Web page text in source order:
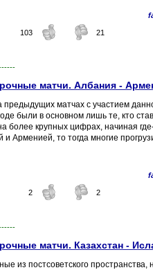
103 21
матчи. Албания -
матчах с участием
были в основном лишь те, кто
крупных цифрах, начиная где-
Арменией, то тогда многие
2 2
матчи. Казахстан -
из постсоветского пространства,